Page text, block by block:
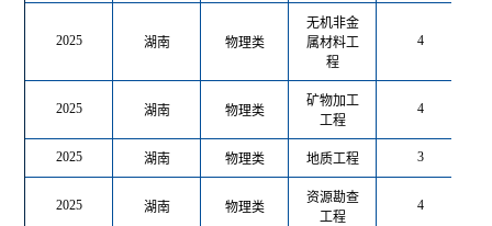
2025 湖南 物理类
无机非金
属材料工
程
4
2025 湖南 物理类
矿物加工
工程
4
2025 湖南 物理类 地质工程 3
2025 湖南 物理类
资源勘查
工程
4